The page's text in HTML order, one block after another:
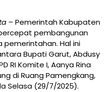
– Pemerintah Kabupaten
pembangunan
Hal ini
Bupati Garut, Abdusy
RI Komite I, Aanya Rina
di Ruang Pamengkang,
Selasa (29/7/2025).